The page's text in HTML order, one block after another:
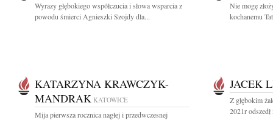
Wyrazy głębokiego współczucia i słowa wsparcia z
powodu śmierci Agnieszki Szojdy dla...
Nie mogę
kochanemu
KATARZYNA KRAWCZYK-
MANDRAK KATOWICE
Mija pierwsza rocznica nagłej i przedwczesnej
JACEK
Z głębokim
2021r